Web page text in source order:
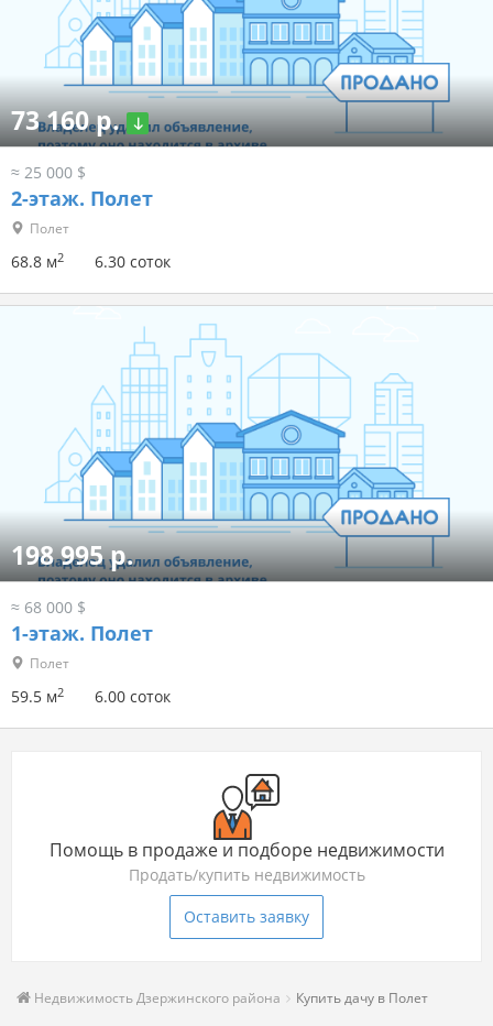
73 160 р.
≈ 25 000 $
2-этаж. Полет
Полет
68.8 м2 6.30 соток
198 995 р.
≈ 68 000 $
1-этаж. Полет
Полет
59.5 м2 6.00 соток
Помощь в продаже и подборе недвижимости
Продать/купить недвижимость
Оставить заявку
Недвижимость Дзержинского района Купить дачу в Полет